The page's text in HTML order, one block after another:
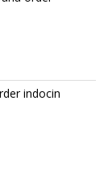
indocin